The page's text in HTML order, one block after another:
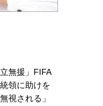
無援」FIFA
領に助けを
視される」